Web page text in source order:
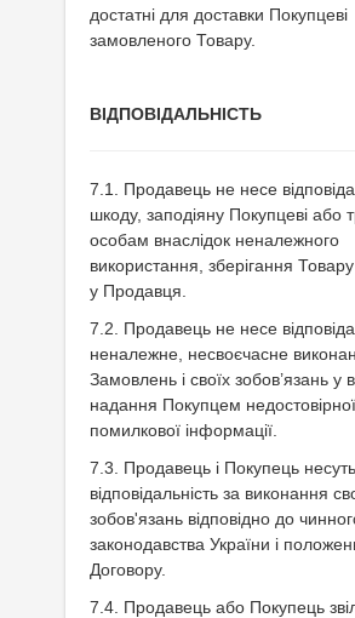
достатні для доставки Покупцеві
замовленого Товару.
ВІДПОВІДАЛЬНІСТЬ
7.1. Продавець не несе
шкоду, заподіяну Покупцеві або
особам внаслідок неналежного
використання, зберігання
у Продавця.
7.2. Продавець не несе
неналежне, несвоєчасне
Замовлень і своїх зобов’язань у
надання Покупцем
помилкової інформації.
7.3. Продавець і Покупець несуть
відповідальність за виконання
зобов'язань відповідно до
законодавства України і
Договору.
7.4. Продавець або Покупець